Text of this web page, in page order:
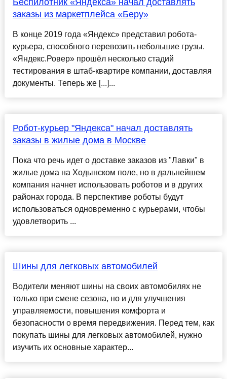
Беспилотник «Яндекса» начал доставлять
заказы из маркетплейса «Беру»
В конце 2019 года «Яндекс» представил робота-
курьера, способного перевозить небольшие грузы.
«Яндекс.Ровер» прошёл несколько стадий
тестирования в штаб-квартире компании, доставляя
документы. Теперь же [...]...
Робот-курьер "Яндекса" начал доставлять
заказы в жилые дома в Москве
Пока что речь идет о доставке заказов из "Лавки" в
жилые дома на Ходынском поле, но в дальнейшем
компания начнет использовать роботов и в других
районах города. В перспективе роботы будут
использоваться одновременно с курьерами, чтобы
удовлетворить ...
Шины для легковых автомобилей
Водители меняют шины на своих автомобилях не
только при смене сезона, но и для улучшения
управляемости, повышения комфорта и
безопасности о время передвижения. Перед тем, как
покупать шины для легковых автомобилей, нужно
изучить их основные характер...